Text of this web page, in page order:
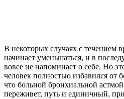
В некоторых случаях с течением
начинает уменьшаться, и в
вовсе не напоминает о себе. Но
человек полностью избавился от
что больной бронхиальной
переживет, путь и единичный,